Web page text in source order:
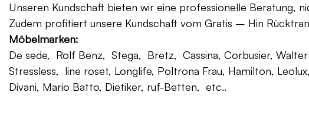
Unseren Kundschaft bieten wir eine professionelle Beratung,
Zudem profitiert unsere Kundschaft vom Gratis – Hin
Möbelmarken:
De sede, Rolf Benz, Stega, Bretz, Cassina, Corbusier,
Stressless, line roset, Longlife, Poltrona Frau, Hamilton,
Divani, Mario Batto, Dietiker, ruf-Betten, etc..